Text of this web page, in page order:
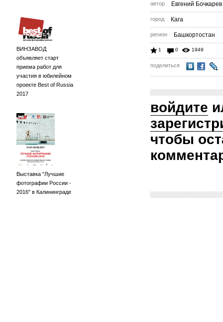
ВИНЗАВОД
объявляет старт
приема работ для
участия в юбилейном
проекте Best of Russia
2017
Выставка "Лучшие
фотографии России -
2016" в Калининграде
автор Евгений Бочкарев
город Кага
регион Башкортостан
1 0 1949
поделиться
войдите
чтобы